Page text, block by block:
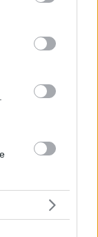
party tags to
below Google